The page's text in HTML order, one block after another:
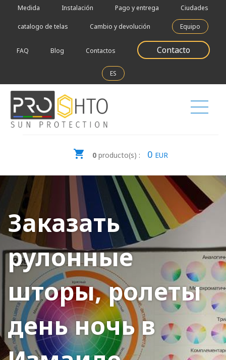
Medida Instalación Pago y entrega Ciudades
catalogo de telas Cambio y devolución Equipo
FAQ Blog Contactos Contacto
ES
0 producto(s) : 0 EUR
Заказать
рулонные
шторы, ролеты
день ночь в